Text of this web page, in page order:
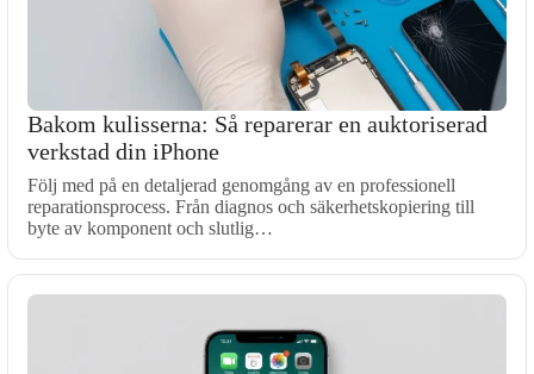
Bakom kulisserna: Så reparerar en auktoriserad
verkstad din iPhone
Följ med på en detaljerad genomgång av en professionell
reparationsprocess. Från diagnos och säkerhetskopiering till
byte av komponent och slutlig…